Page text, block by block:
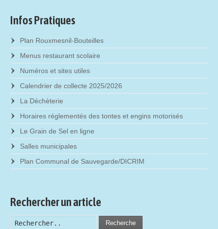
Infos Pratiques
Plan Rouxmesnil-Bouteilles
Menus restaurant scolaire
Numéros et sites utiles
Calendrier de collecte 2025/2026
La Déchèterie
Horaires réglementés des tontes et engins motorisés
Le Grain de Sel en ligne
Salles municipales
Plan Communal de Sauvegarde/DICRIM
Rechercher un article
Recherche